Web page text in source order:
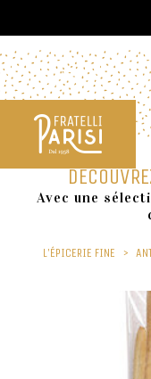
Avec une
L'ÉPICERIE FINE >